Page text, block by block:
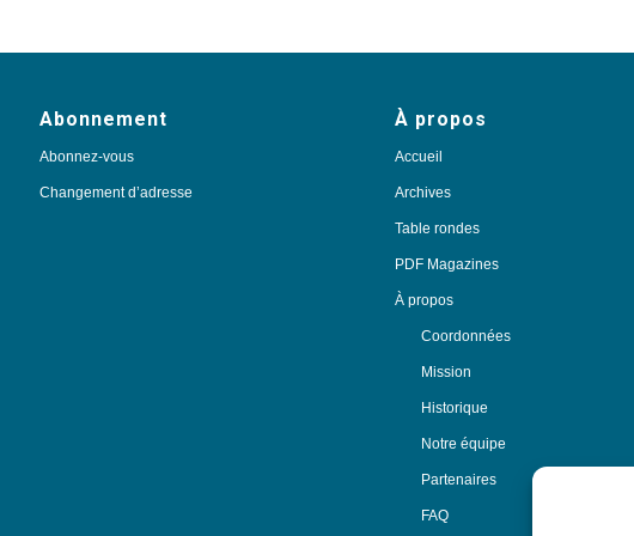
Abonnement
Abonnez-vous
Changement d’adresse
À propos
Accueil
Archives
Table rondes
PDF Magazines
À propos
Coordonnées
Mission
Historique
Notre équipe
Partenaires
FAQ